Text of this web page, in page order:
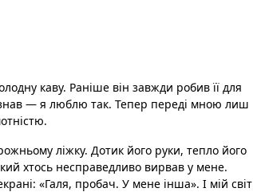
каву. Раніше він завжди робив її для
— я люблю так. Тепер переді мною лиш
ліжку. Дотик його руки, тепло його
хтось несправедливо вирвав у мене.
«Галя, пробач. У мене інша». І мій світ